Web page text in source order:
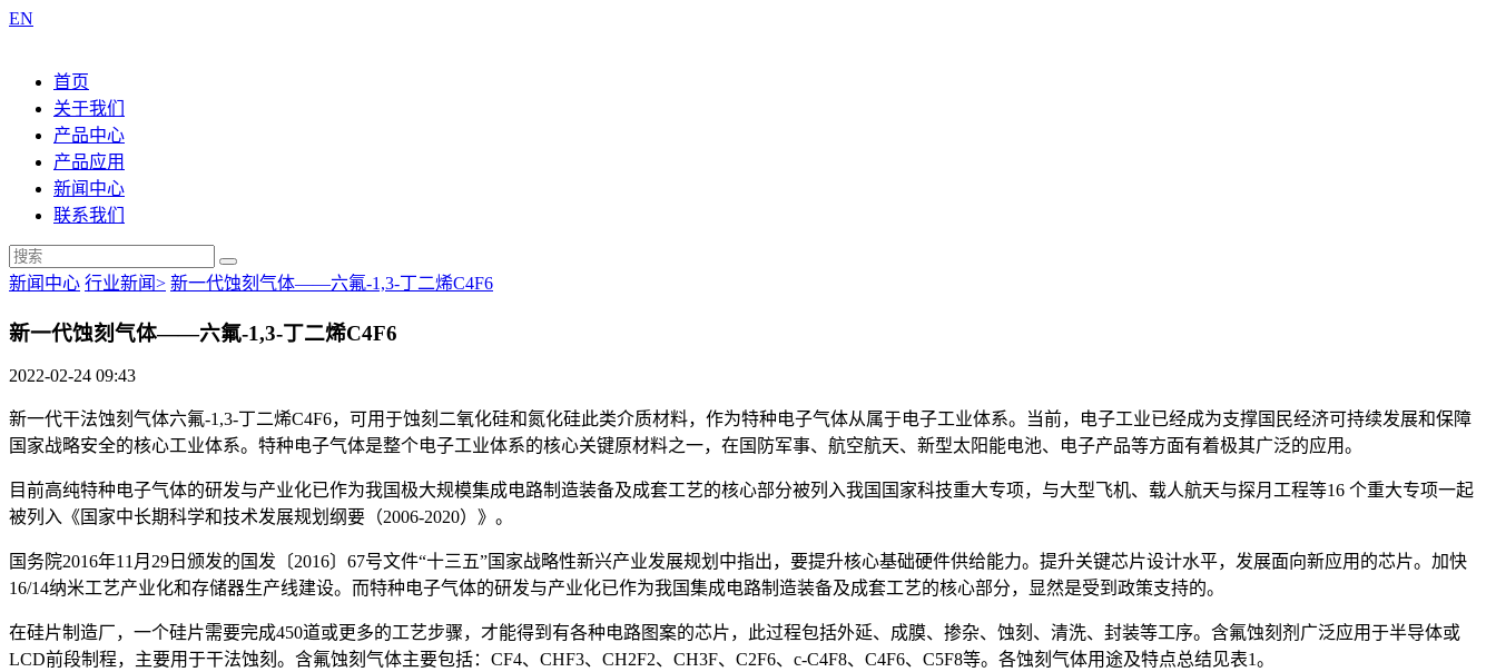
EN
首页
关于我们
产品中心
产品应用
新闻中心
联系我们
新闻中心 行业新闻> 新一代蚀刻气体——六氟-1,3-丁二烯C4F6
新一代蚀刻气体——六氟-1,3-丁二烯C4F6
2022-02-24 09:43
新一代干法蚀刻气体六氟-1,3-丁二烯C4F6，可用于蚀刻二氧化硅和氮化硅此类介质材料，作为特种电子气体从属于电子工业体系。当前，电子工业已经成为支撑国民经济可持续发展和保障
国家战略安全的核心工业体系。特种电子气体是整个电子工业体系的核心关键原材料之一，在国防军事、航空航天、新型太阳能电池、电子产品等方面有着极其广泛的应用。
目前高纯特种电子气体的研发与产业化已作为我国极大规模集成电路制造装备及成套工艺的核心部分被列入我国国家科技重大专项，与大型飞机、载人航天与探月工程等16 个重大专项一起
被列入《国家中长期科学和技术发展规划纲要（2006-2020）》。
国务院2016年11月29日颁发的国发〔2016〕67号文件“十三五”国家战略性新兴产业发展规划中指出，要提升核心基础硬件供给能力。提升关键芯片设计水平，发展面向新应用的芯片。加快
16/14纳米工艺产业化和存储器生产线建设。而特种电子气体的研发与产业化已作为我国集成电路制造装备及成套工艺的核心部分，显然是受到政策支持的。
在硅片制造厂，一个硅片需要完成450道或更多的工艺步骤，才能得到有各种电路图案的芯片，此过程包括外延、成膜、掺杂、蚀刻、清洗、封装等工序。含氟蚀刻剂广泛应用于半导体或
LCD前段制程，主要用于干法蚀刻。含氟蚀刻气体主要包括：CF4、CHF3、CH2F2、CH3F、C2F6、c-C4F8、C4F6、C5F8等。各蚀刻气体用途及特点总结见表1。